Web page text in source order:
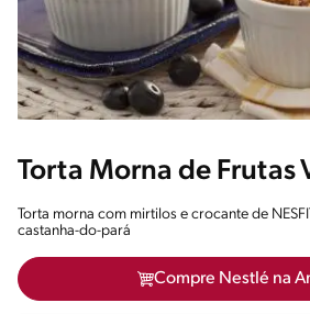
Torta Morna de Frutas
Torta morna com mirtilos e crocante de
castanha-do-pará
Compre Nestlé na